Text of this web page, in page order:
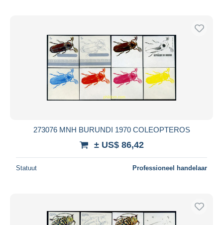
273076 MNH BURUNDI 1970 COLEOPTEROS
± US$ 86,42
Statuut Professioneel handelaar